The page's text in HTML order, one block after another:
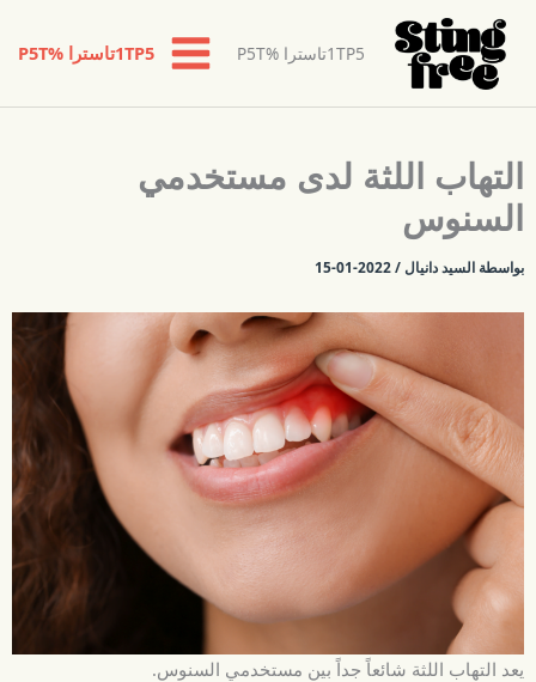
المحتوى
1TP5تاسترا %P5T 1TP5تاسترا %P5T
التهاب اللثة لدى مستخدمي
السنوس
بواسطة السيد دانيال /
2022-01-15
يعد التهاب اللثة شائعاً جداً بين مستخدمي السنوس.